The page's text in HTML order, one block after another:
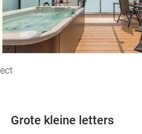
Grote kleine letters